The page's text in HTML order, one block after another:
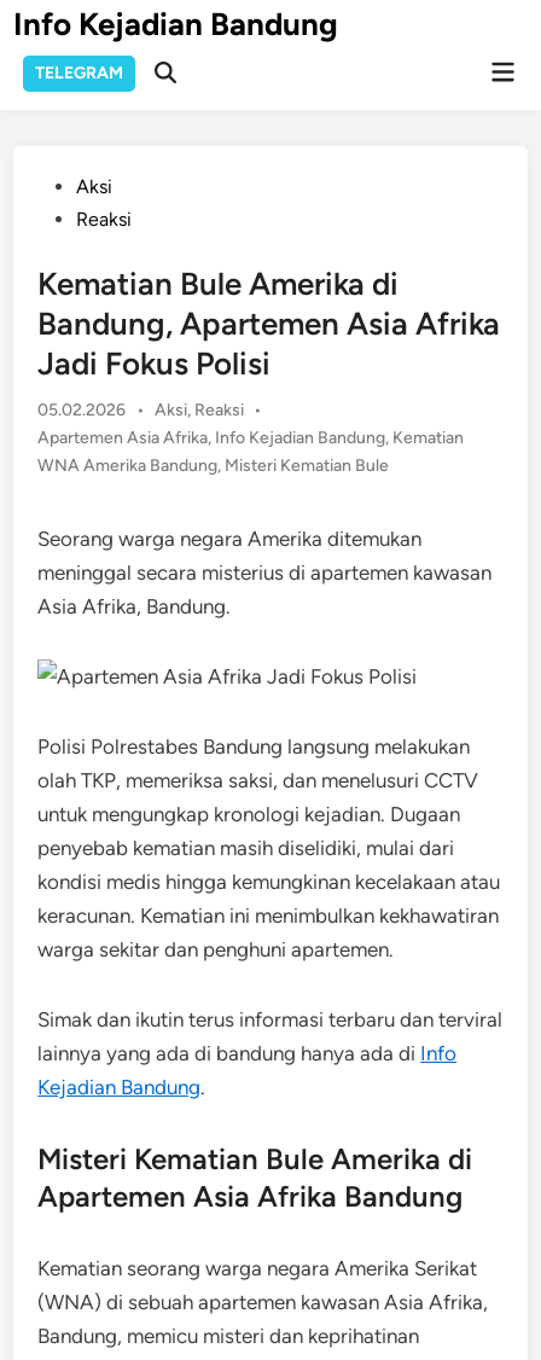
Skip
to
content
Info Kejadian Bandung
TELEGRAM
Open
PostedAksi
Reaksi
Kematian Bule Amerika di
Bandung, Apartemen Asia Afrika
Jadi Fokus Polisi
05.02.2026 • Posted
in
Aksi, Reaksi •
Apartemen Asia Afrika, Info Kejadian Bandung, Kematian
WNA Amerika Bandung, Misteri Kematian Bule
Seorang warga negara Amerika ditemukan
meninggal secara misterius di apartemen kawasan
Asia Afrika, Bandung.
Polisi Polrestabes Bandung langsung melakukan
olah TKP, memeriksa saksi, dan menelusuri CCTV
untuk mengungkap kronologi kejadian. Dugaan
penyebab kematian masih diselidiki, mulai dari
kondisi medis hingga kemungkinan kecelakaan atau
keracunan. Kematian ini menimbulkan kekhawatiran
warga sekitar dan penghuni apartemen.
Simak dan ikutin terus informasi terbaru dan terviral
lainnya yang ada di bandung hanya ada di Info
Kejadian Bandung.
Misteri Kematian Bule Amerika di
Apartemen Asia Afrika Bandung
Kematian seorang warga negara Amerika Serikat
(WNA) di sebuah apartemen kawasan Asia Afrika,
Bandung, memicu misteri dan keprihatinan